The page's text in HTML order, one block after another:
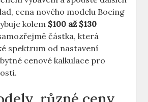
cena​ nového modelu Boeing
kolem $100 až ⁤$130
částka, která
spektrum od nastavení
cenové kalkulace pro